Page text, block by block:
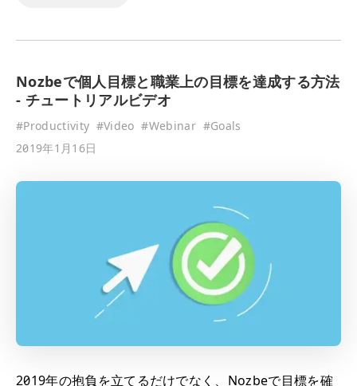
Nozbeで個人目標と職業上の目標を達成する方法
- チュートリアルビデオ
#Productivity #Video #Webinar#Goals
2019年1月16日
2019年の抱負を立てるだけでなく、Nozbeで目標を確